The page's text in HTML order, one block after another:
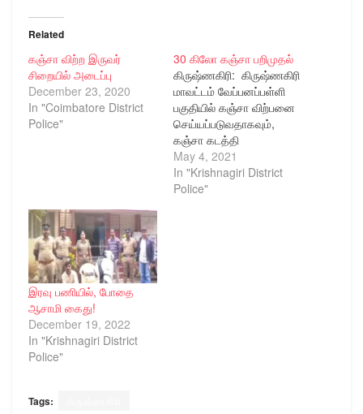
Related
கஞ்சா விற்ற இருவர்
சிறையில் அடைப்பு
December 23, 2020
In "Coimbatore District
Police"
30 கிலோ கஞ்சா பறிமுதல்
கிருஷ்ணகிரி: கிருஷ்ணகிரி
மாவட்டம் வேப்பனப்பள்ளி
பகுதியில் கஞ்சா விற்பனை
செய்யப்படுவதாகவும்,
கஞ்சா கடத்தி
செல்லப்படுவதாகவும்
வேப்பனப்பள்ளி
போலீசாருக்கு தகவல்
May 4, 2021
In "Krishnagiri District
Police"
இரவு பணியில், போதை
ஆசாமி கைது!
December 19, 2022
In "Krishnagiri District
Police"
Tags: